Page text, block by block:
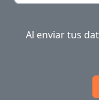
Al enviar tus